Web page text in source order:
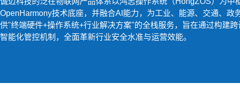
OpenHarmony技术底座，并融合AI能力，为工业、能源、交通、政
供"终端硬件+操作系统+行业解决方案"的全栈服务，旨在通过构建
智能化管控机制，全面革新行业安全水准与运营效能。